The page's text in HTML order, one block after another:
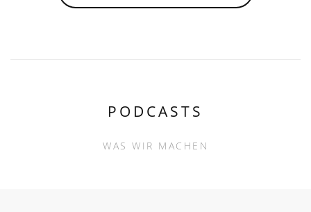
PODCASTS
WAS WIR MACHEN